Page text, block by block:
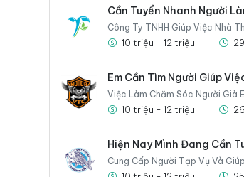
Công Ty TNHH Giúp Việc Nhà
10 triệu - 12 triệu
10 triệu - 12 triệu
Cung Cấp Người Tạp Vụ Và